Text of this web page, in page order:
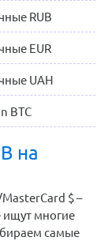
RUB
EUR
UAH
BTC
на
$ –
ищут многие
самые